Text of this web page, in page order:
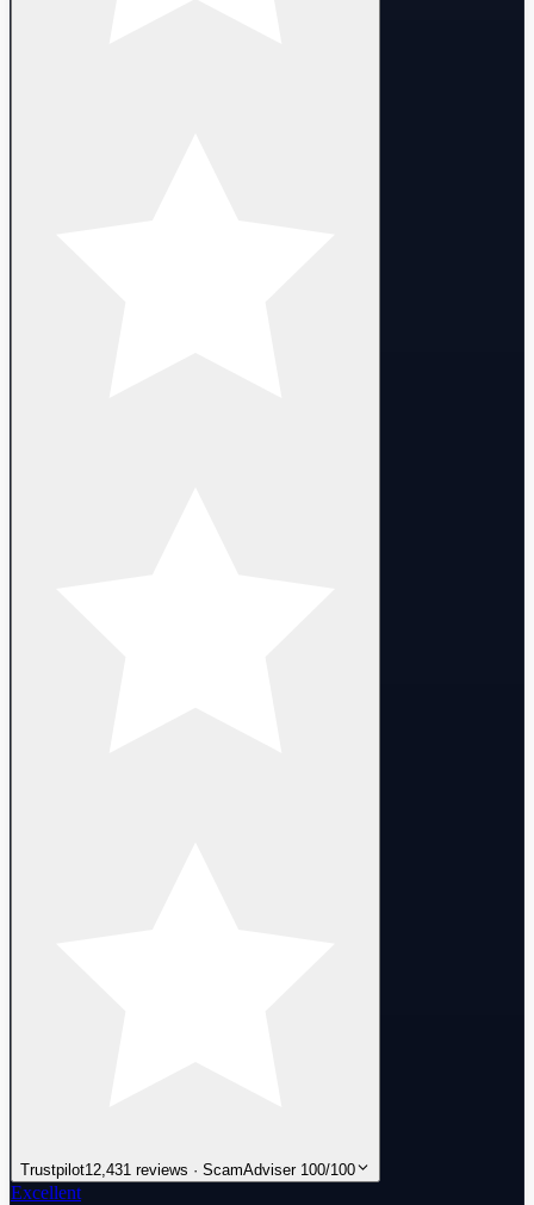
Trustpilot12,431 reviews · ScamAdviser 100/100
Excellent